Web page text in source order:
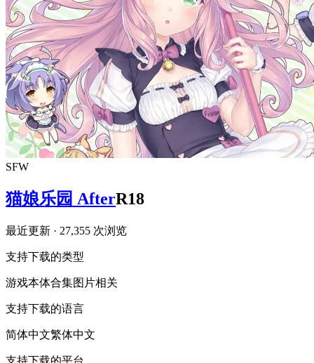
SFW
猫娘乐园 AfterR18
最近更新 · 27,355 次浏览
支持下载的类型
游戏本体合集图片相关
支持下载的语言
简体中文繁体中文
支持下载的平台